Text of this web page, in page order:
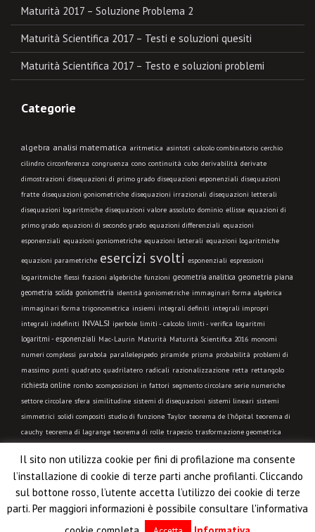
Maturità 2017 – Soluzione Problema 2
Maturità Scientifica 2017 – Testi e soluzioni quesiti
Maturità Scientifica 2017 – Testo e soluzioni problemi
Categorie
algebra analisi matematica aritmetica asintoti calcolo combinatorio cerchio
cilindro circonferenza congruenza cono continuità cubo derivabilità derivate
dimostrazioni disequazioni di primo grado disequazioni esponenziali disequazioni
fratte disequazioni goniometriche disequazioni irrazionali disequazioni letterali
disequazioni logaritmiche disequazioni valore assoluto dominio ellisse equazioni di
primo grado equazioni di secondo grado equazioni differenziali equazioni
esponenziali equazioni goniometriche equazioni letterali equazioni logaritmiche
equazioni parametriche esercizi svolti esponenziali espressioni
logaritmiche flessi frazioni algebriche funzioni geometria analitica geometria piana
geometria solida goniometria identità goniometriche immaginari forma algebrica
immaginari forma trigonometrica insiemi integrali definiti integrali impropri
integrali indefiniti INVALSI iperbole limiti - calcolo limiti - verifica logaritmi
logaritmi - esponenziali Mac-Laurin Maturità Maturità Scientifica 2016 monomi
numeri complessi parabola parallelepipedo piramide prisma probabilità problemi di
massimo punti quadrato quadrilatero radicali razionalizzazione retta rettangolo
richiesta online rombo scomposizioni in fattori segmento circolare serie numeriche
settore circolare sfera similitudine sistemi di disequazioni sistemi lineari sistemi
simmetrici solidi compositi studio di funzione Taylor teorema de l'hôpital teorema di
cauchy teorema di lagrange teorema di rolle trapezio trasformazione geometrica
trigonometria VIDEO LEZIONE
Copyright μatematicaΘk. Le informazioni pubblicate possono essere
utilizzate liberamente al solo scopo didattico e non a fini commerciali.
Il sito non utilizza cookie per fini di profilazione ma consente
l’installazione di cookie di terze parti anche profilanti. Cliccando
sul bottone rosso, l’utente accetta l’utilizzo dei cookie di terze
parti. Per maggiori informazioni è possibile consultare l'informativa